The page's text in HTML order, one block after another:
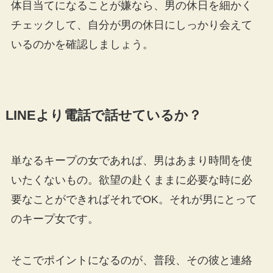
体目当てになることが嫌なら、男の休日を細かく
チェックして、自分が男の休日にしっかり会えて
いるのかを確認しましょう。
LINEより電話で話せているか？
単なるキープの女であれば、男はあまり時間を使
いたくないもの。欲望の赴くままに必要な時に必
要なことができればそれでOK。それが男にとって
のキープ女です。
そこでポイントになるのが、普段、その彼と連絡